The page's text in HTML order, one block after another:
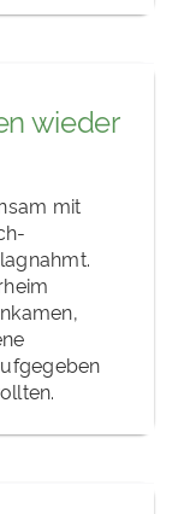
wieder
mit